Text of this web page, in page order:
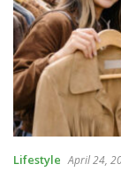
Lifestyle April 24,